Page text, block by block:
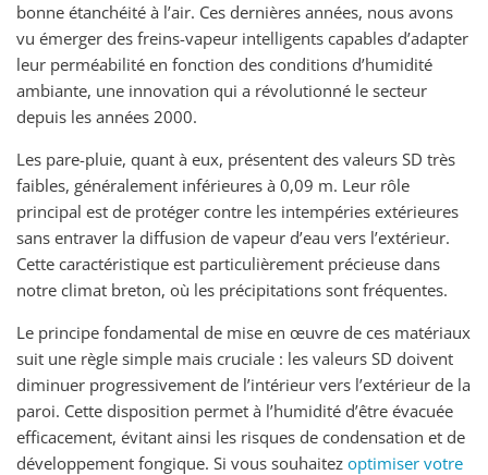
bonne étanchéité à l’air. Ces dernières années, nous avons
vu émerger des freins-vapeur intelligents capables d’adapter
leur perméabilité en fonction des conditions d’humidité
ambiante, une innovation qui a révolutionné le secteur
depuis les années 2000.
Les pare-pluie, quant à eux, présentent des valeurs SD très
faibles, généralement inférieures à 0,09 m. Leur rôle
principal est de protéger contre les intempéries extérieures
sans entraver la diffusion de vapeur d’eau vers l’extérieur.
Cette caractéristique est particulièrement précieuse dans
notre climat breton, où les précipitations sont fréquentes.
Le principe fondamental de mise en œuvre de ces matériaux
suit une règle simple mais cruciale : les valeurs SD doivent
diminuer progressivement de l’intérieur vers l’extérieur de la
paroi. Cette disposition permet à l’humidité d’être évacuée
efficacement, évitant ainsi les risques de condensation et de
développement fongique. Si vous souhaitez optimiser votre